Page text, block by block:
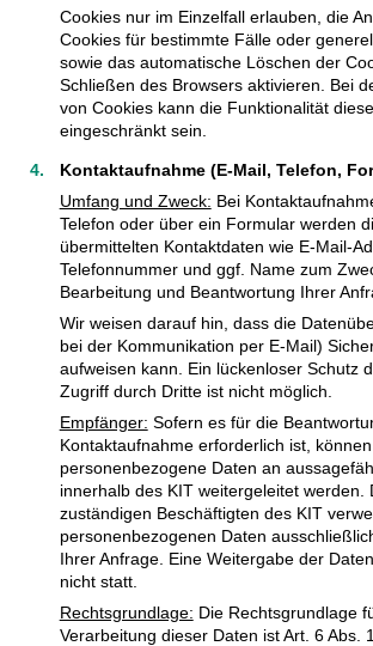
Cookies nur im Einzelfall erlauben, die
Cookies für bestimmte Fälle oder
sowie das automatische Löschen der
Schließen des Browsers aktivieren. Bei
von Cookies kann die Funktionalität
eingeschränkt sein.
Kontaktaufnahme (E-Mail, Telefon,
Umfang und Zweck: Bei
Telefon oder über ein Formular werden
übermittelten Kontaktdaten wie E-Mail-
Telefonnummer und ggf. Name zum
Bearbeitung und Beantwortung Ihrer
Wir weisen darauf hin, dass die
bei der Kommunikation per E-Mail)
aufweisen kann. Ein lückenloser Schutz
Zugriff durch Dritte ist nicht möglich.
Empfänger: Sofern es für die
Kontaktaufnahme erforderlich ist, können
personenbezogene Daten an
innerhalb des KIT weitergeleitet werden.
zuständigen Beschäftigten des KIT
personenbezogenen Daten
Ihrer Anfrage. Eine Weitergabe der
nicht statt.
Rechtsgrundlage: Die Rechtsgrundlage
Verarbeitung dieser Daten ist Art. 6 Abs.